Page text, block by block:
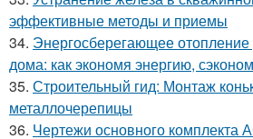
эффективные методы и приемы
34. Энергосберегающее отопление
дома: как экономя энергию,
35. Строительный гид: Монтаж
металлочерепицы
36. Чертежи основного комплекта